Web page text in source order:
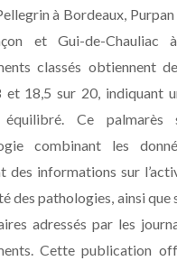
à Bordeaux,
et Gui-de-Chauliac
classés obtiennent
et 18,5 sur 20, indiquant
Ce palmarès
combinant les
des informations sur
des pathologies, ainsi que
adressés par les
Cette publication